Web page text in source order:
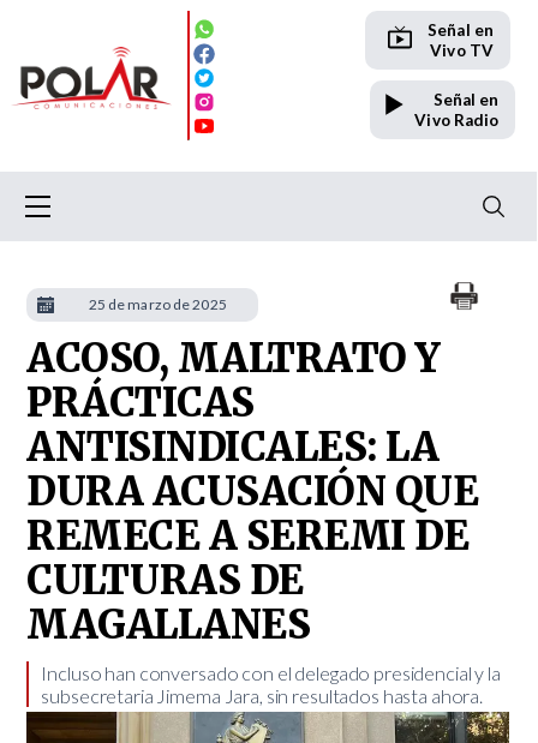
Señal en
Vivo TV
Señal en
Vivo Radio
ACOSO, MALTRATO Y
PRÁCTICAS
ANTISINDICALES: LA
DURA ACUSACIÓN QUE
REMECE A SEREMI DE
CULTURAS DE
MAGALLANES
​Incluso han conversado con el delegado presidencial y la
subsecretaria Jimema Jara, sin resultados hasta ahora.
25 de marzo de 2025